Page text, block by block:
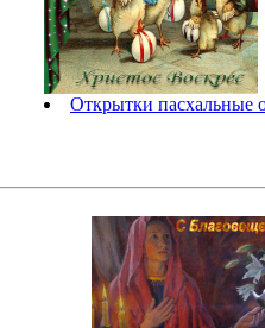
Открытки пасхальные